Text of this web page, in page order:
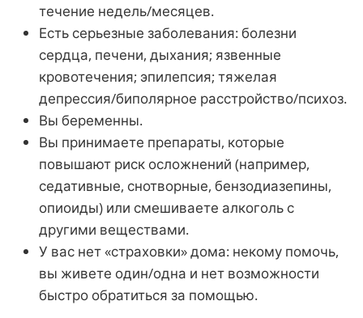
течение недель/месяцев.
Есть серьезные заболевания: болезни
сердца, печени, дыхания; язвенные
кровотечения; эпилепсия; тяжелая
депрессия/биполярное расстройство/психоз.
Вы беременны.
Вы принимаете препараты, которые
повышают риск осложнений (например,
седативные, снотворные, бензодиазепины,
опиоиды) или смешиваете алкоголь с
другими веществами.
У вас нет «страховки» дома: некому помочь,
вы живете один/одна и нет возможности
быстро обратиться за помощью.